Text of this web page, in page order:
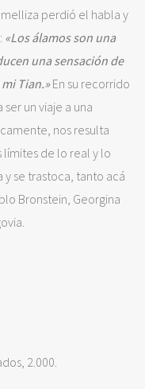
perdió el habla y
«Los álamos son una
una sensación de
Tian.» En su recorrido
un viaje a una
nos resulta
límites de lo real y lo
y se trastoca, tanto acá
Bronstein, Georgina
2.000.